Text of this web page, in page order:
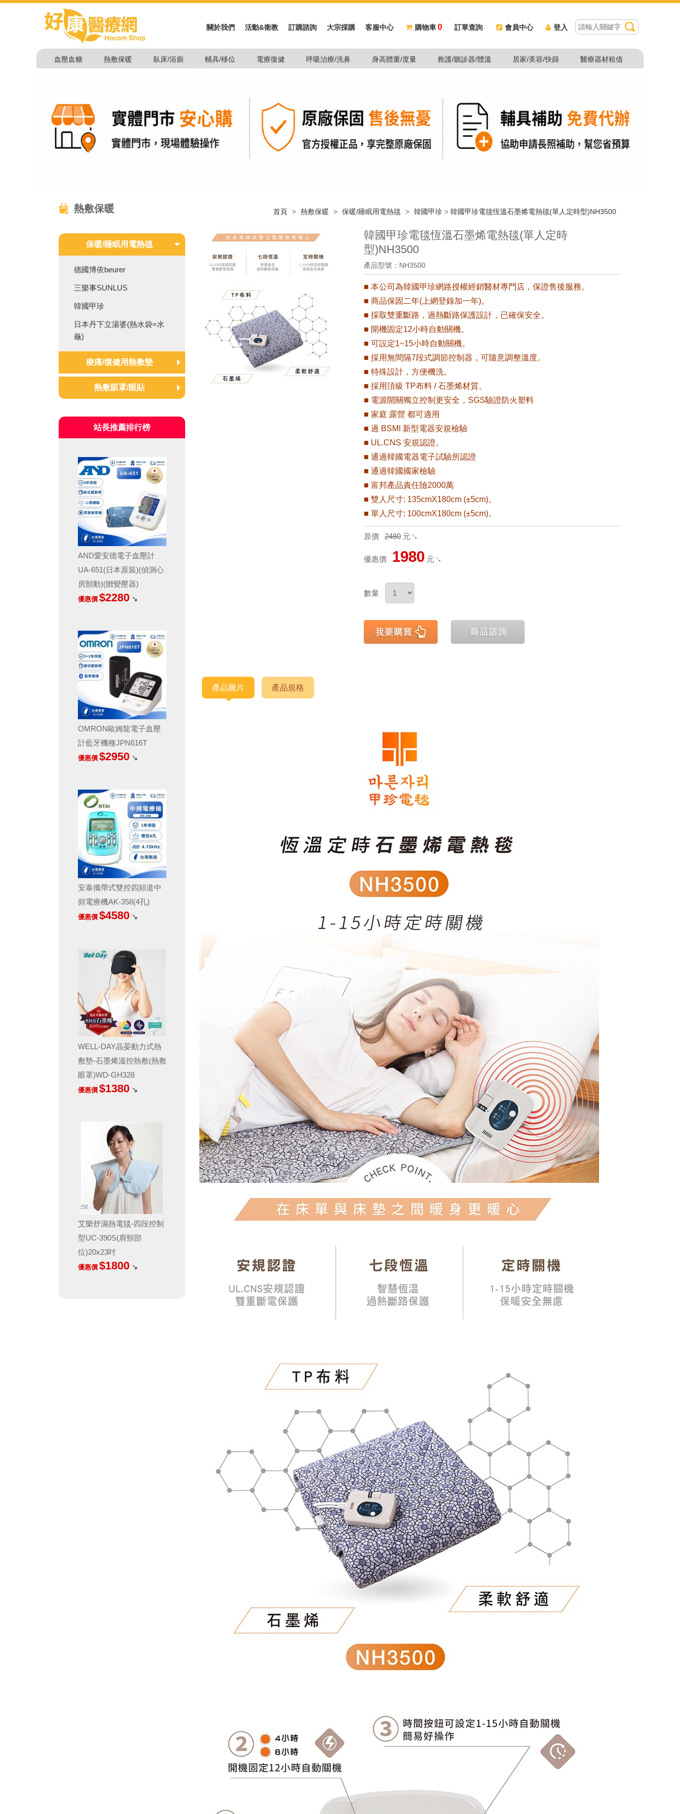
關於我們 活動&衛教 訂購諮詢 大宗採購 客服中心 購物車0 訂單查詢 會員中心 登入
血壓血糖 熱敷保暖 臥床/浴廁 輔具/移位 電療復健 呼吸治療/洗鼻 身高體重/度量 救護/聽診器/體溫 居家/美容/快篩 醫療器材租借
熱敷保暖 首頁 > 熱敷保暖 > 保暖/睡眠用電熱毯 > 韓國甲珍 > 韓國甲珍電毯恆溫石墨烯電熱毯(單人定時型)NH3500
保暖/睡眠用電熱毯
德國博依beurer
三樂事SUNLUS
韓國甲珍
日本丹下立湯婆(熱水袋=水
龜)
痠痛/復健用熱敷墊
德國博依beurer
艾樂舒iLove
晶晏/石墨烯熱敷墊
舒摩/貝斯美德/其他
熱敷眼罩/眼貼
站長推薦排行榜
AND愛安德電子血壓計
UA-651(日本原裝)(偵測心
房顫動)(贈變壓器)
優惠價 $2280↘
OMRON歐姆龍電子血壓
計藍牙機種JPN616T
優惠價 $2950↘
安泰攜帶式雙控四頻道中
頻電療機AK-358(4孔)
優惠價 $4580↘
WELL-DAY晶晏動力式熱
敷墊-石墨烯溫控熱敷(熱敷
眼罩)WD-GH328
優惠價 $1380↘
艾樂舒濕熱電毯-四段控制
型UC-390S(肩頸部
位)20x23吋
優惠價 $1800↘
韓國甲珍電毯恆溫石墨烯電熱毯(單人定時
型)NH3500
產品型號：NH3500
■ 本公司為韓國甲珍網路授權經銷醫材專門店，保證售後服務。
■ 商品保固二年(上網登錄加一年)。
■ 採取雙重斷路，過熱斷路保護設計，已確保安全。
■ 開機固定12小時自動關機。
■ 可設定1~15小時自動關機。
■ 採用無間隔7段式調節控制器，可隨意調整溫度。
■ 特殊設計，方便機洗。
■ 採用頂級 TP布料 / 石墨烯材質。
■ 電源開關獨立控制更安全，SGS驗證防火塑料
■ 家庭 露營 都可適用
■ 過 BSMI 新型電器安規檢驗
■ UL.CNS 安規認證。
■ 通過韓國電器電子試驗所認證
■ 通過韓國國家檢驗
■ 富邦產品責任險2000萬
■ 雙人尺寸: 135cmX180cm (±5cm)。
■ 單人尺寸: 100cmX180cm (±5cm)。
原價 2480元↘
優惠價 1980 元↘
數量
產品圖片 產品規格